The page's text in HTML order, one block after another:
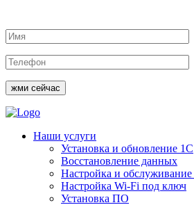
жми сейчас
Наши услуги
Установка и обновление 1С
Восстановление данных
Настройка и
Настройка Wi-Fi под ключ
Установка ПО